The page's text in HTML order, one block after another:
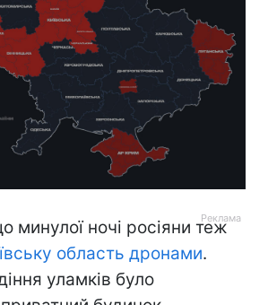
минулої ночі росіяни теж
область дронами.
уламків було